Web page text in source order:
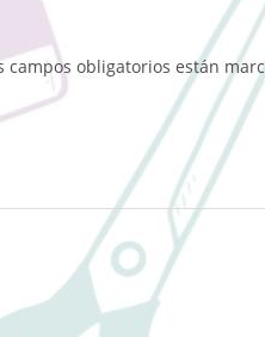
campos obligatorios están